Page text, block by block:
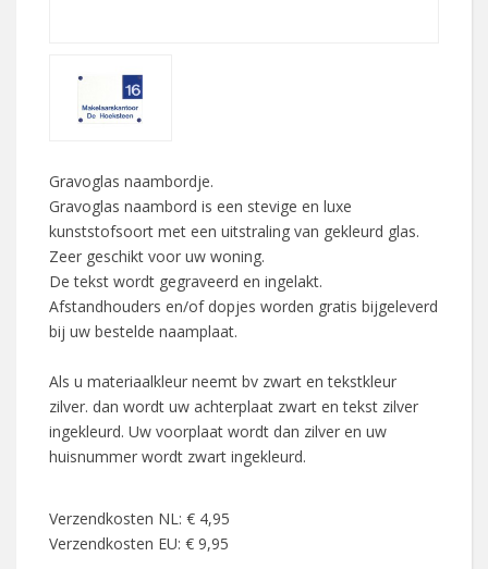
Gravoglas naambordje.
Gravoglas naambord is een stevige en luxe
kunststofsoort met een uitstraling van gekleurd glas.
Zeer geschikt voor uw woning.
De tekst wordt gegraveerd en ingelakt.
Afstandhouders en/of dopjes worden gratis bijgeleverd
bij uw bestelde naamplaat.
Als u materiaalkleur neemt bv zwart en tekstkleur
zilver. dan wordt uw achterplaat zwart en tekst zilver
ingekleurd. Uw voorplaat wordt dan zilver en uw
huisnummer wordt zwart ingekleurd.
Verzendkosten NL: € 4,95
Verzendkosten EU: € 9,95